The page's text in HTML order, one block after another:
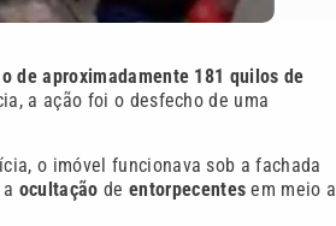
de aproximadamente 181 quilos de
a ação foi o desfecho de uma
o imóvel funcionava sob a fachada
ocultaçãode entorpecentesem meio a